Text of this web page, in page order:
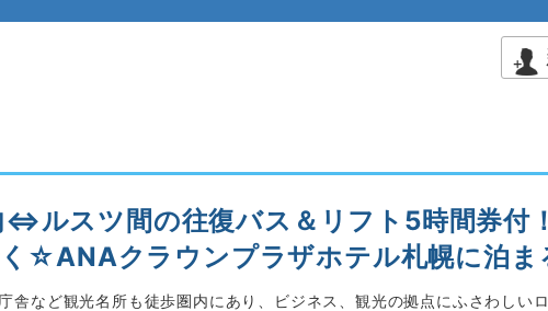
⇔ルスツ間の往復バス＆リフト5時間券付
☆ANAクラウンプラザホテル札幌に泊ま
舎など観光名所も徒歩圏内にあり、ビジネス、観光の拠点にふさわしいロ